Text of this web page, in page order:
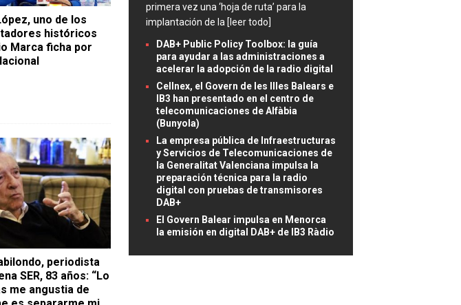
uno de los
históricos
Marca ficha por
periodista
SER, 83 años: “Lo
me angustia de
primera vez una ‘hoja de ruta’ para la
implantación de la [leer todo]
DAB+ Public Policy Toolbox: la guía
para ayudar a las administraciones a
acelerar la adopción de la radio digital
Cellnex, el Govern de les Illes Balears e
IB3 han presentado en el centro de
telecomunicaciones de Alfàbia
(Bunyola)
La empresa pública de Infraestructuras
y Servicios de Telecomunicaciones de
la Generalitat Valenciana impulsa la
preparación técnica para la radio
digital con pruebas de transmisores
DAB+
El Govern Balear impulsa en Menorca
la emisión en digital DAB+ de IB3 Ràdio